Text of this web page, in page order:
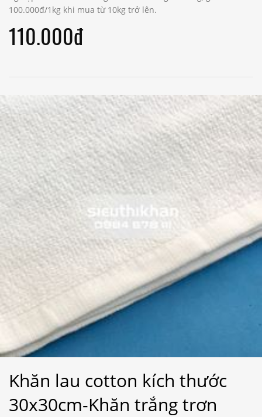
100.000đ/1kg khi mua từ 10kg trở lên.
110.000đ
Khăn lau cotton kích thước
30x30cm-Khăn trắng trơn